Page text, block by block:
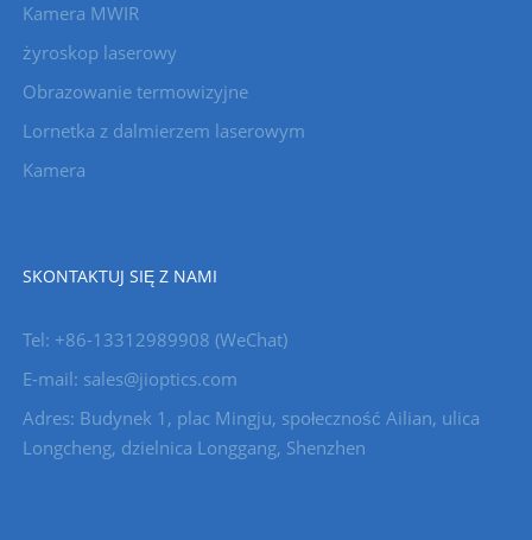
Kamera MWIR
żyroskop laserowy
Obrazowanie termowizyjne
Lornetka z dalmierzem laserowym
Kamera
SKONTAKTUJ SIĘ Z NAMI
Tel: +86-13312989908 (WeChat)
E-mail: sales@jioptics.com
Adres: Budynek 1, plac Mingju, społeczność Ailian, ulica
Longcheng, dzielnica Longgang, Shenzhen